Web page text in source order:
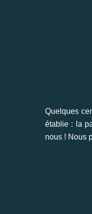
Quelques
établie : la
nous ! Nous